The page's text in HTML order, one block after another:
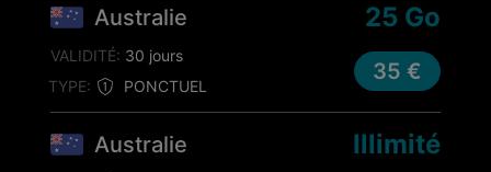
Australie
TYPE: PONCTUEL
25 Go
VALIDITÉ: 30 jours
35 €
Australie Illimité